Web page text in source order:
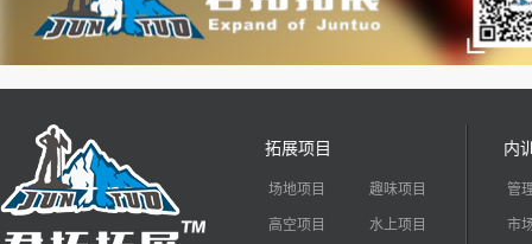
拓展项目
场地项目 趣味项目
高空项目 水上项目
内
管
市